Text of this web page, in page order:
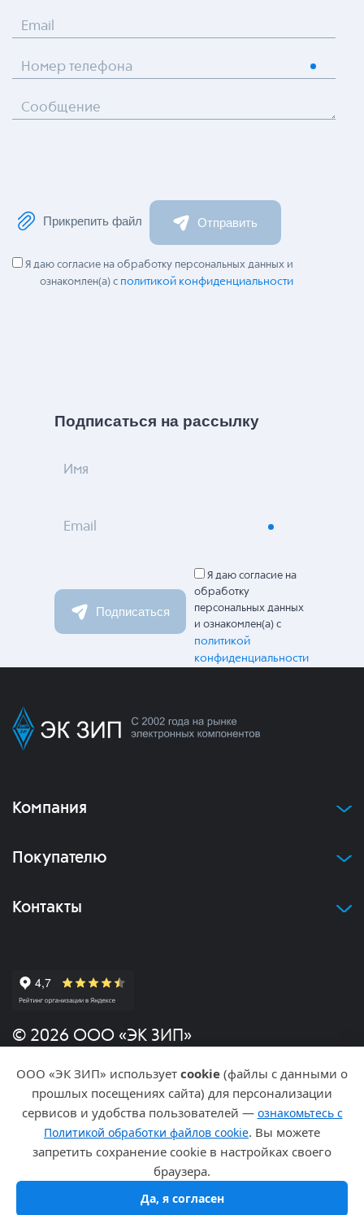
Email
Номер телефона
Сообщение
Прикрепить файл Отправить
Я даю согласие на обработку персональных данных и
ознакомлен(а) с политикой конфиденциальности
Подписаться на рассылку
Имя
Email
Подписаться
Я даю согласие на
обработку
персональных данных
и ознакомлен(а) с
политикой
конфиденциальности
Компания
Покупателю
Контакты
© 2026 ООО «ЭК ЗИП»
Политика конфиденциальности
Разработка и продвижение
ООО «ЭК ЗИП» использует cookie (файлы с данными о
прошлых посещениях сайта) для персонализации
сервисов и удобства пользователей — ознакомьтесь с
Политикой обработки файлов cookie. Вы можете
запретить сохранение cookie в настройках своего
браузера.
Да, я согласен